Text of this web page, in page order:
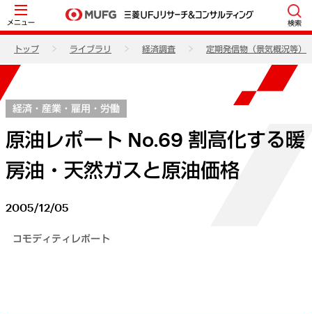
メニュー 検索
トップ ライブラリ 経済調査 定期発信物（景気概況等）
経済・産業・雇用・労働
原油レポート No.69 割高化する暖
房油・天然ガスと原油価格
2005/12/05
コモディティレポート